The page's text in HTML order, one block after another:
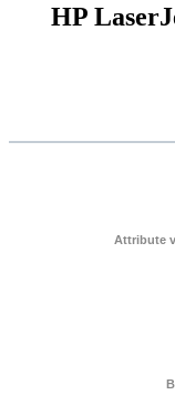
Attribute